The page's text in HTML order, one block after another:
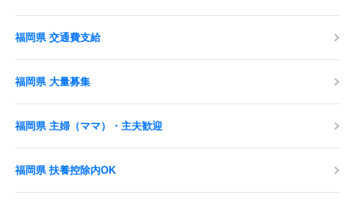
福岡県 交通費支給
福岡県 大量募集
福岡県 主婦（ママ）・主夫歓迎
福岡県 扶養控除内OK